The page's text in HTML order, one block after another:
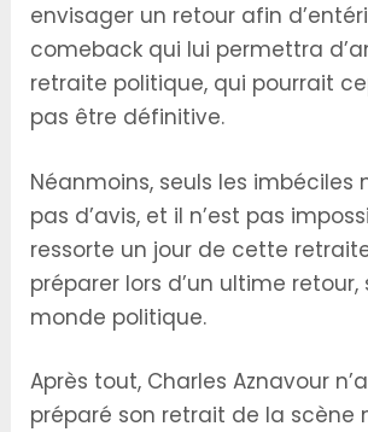
envisager un retour afin
comeback qui lui permettra
retraite politique, qui pourrait
pas être définitive.
Néanmoins, seuls les imbéciles
pas d’avis, et il n’est pas
ressorte un jour de cette
préparer lors d’un ultime
monde politique.
Après tout, Charles Aznavour
préparé son retrait de la scène